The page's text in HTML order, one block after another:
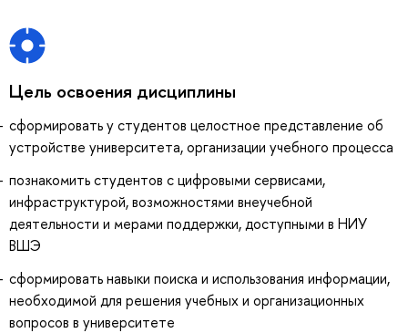
Цель освоения дисциплины
сформировать у студентов целостное представление об
устройстве университета, организации учебного процесса
познакомить студентов с цифровыми сервисами,
инфраструктурой, возможностями внеучебной
деятельности и мерами поддержки, доступными в НИУ
ВШЭ
сформировать навыки поиска и использования информации,
необходимой для решения учебных и организационных
вопросов в университете